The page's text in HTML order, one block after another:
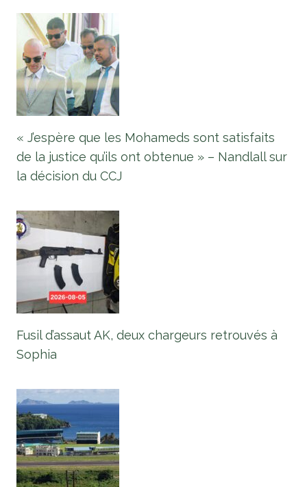
« J’espère que les Mohameds sont satisfaits
de la justice qu’ils ont obtenue » – Nandlall sur
la décision du CCJ
Fusil d’assaut AK, deux chargeurs retrouvés à
Sophia